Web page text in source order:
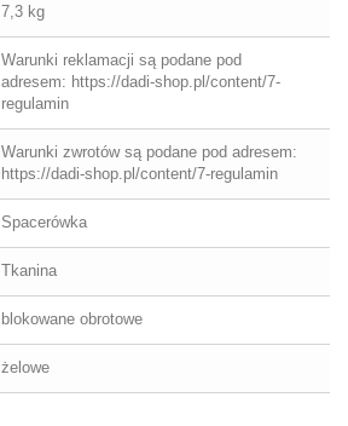
7,3 kg
Warunki reklamacji są podane pod
adresem: https://dadi-shop.pl/content/7-
regulamin
Warunki zwrotów są podane pod adresem:
https://dadi-shop.pl/content/7-regulamin
Spacerówka
Tkanina
blokowane obrotowe
żelowe